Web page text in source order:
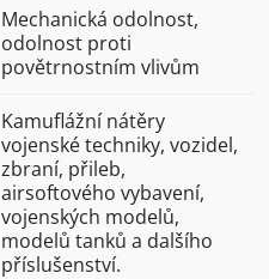
Mechanická odolnost,
odolnost proti
povětrnostním vlivům
Kamuflážní nátěry
vojenské techniky, vozidel,
zbraní, přileb,
airsoftového vybavení,
vojenských modelů,
modelů tanků a dalšího
příslušenství.